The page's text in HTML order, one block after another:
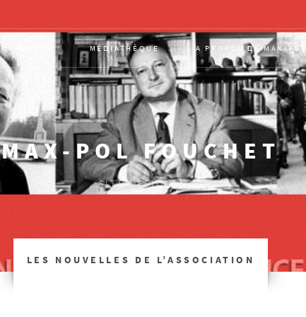
MAX-POL FOUCHET
SITE OFFICIEL
MÉDIATHÈQUE A PROPOS DE MAX-POL
LES NOUVELLES DE L’ASSOCIATION